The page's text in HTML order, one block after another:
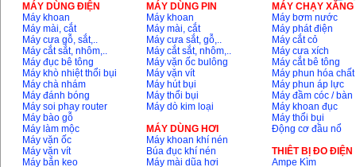
MÁY DÙNG ĐIỆN
Máy khoan
Máy mài, cắt
Máy cưa gỗ, sắt,..
Máy cắt sắt, nhôm,..
Máy đục bê tông
Máy khò nhiệt thổi bụi
Máy chà nhám
Máy đánh bóng
Máy soi phay router
Máy bào gỗ
Máy làm mộc
Máy vặn ốc
Máy vặn vít
Máy bắn keo
MÁY DÙNG PIN
Máy khoan
Máy mài, cắt
Máy cưa sắt, gỗ,..
Máy cắt sắt, nhôm,..
Máy vặn ốc bulông
Máy vặn vít
Máy hút bụi
Máy thổi bụi
Máy dò kim loại
MÁY DÙNG HƠI
Máy khoan khí nén
Búa đục khí nén
Máy mài dũa hơi
MÁY CHẠY
Máy bơm nước
Máy phát điện
Máy cắt cỏ
Máy cưa xích
Máy cắt bê tông
Máy phun hóa chất
Máy phun áp lực
Máy đầm cóc / bàn
Máy khoan đục
Máy thổi bụi
Động cơ đầu nổ
THIÊT BỊ ĐO ĐIỆN
Ampe Kìm